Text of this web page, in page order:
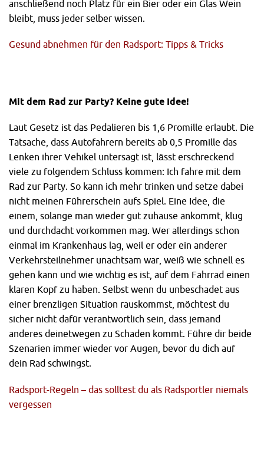
anschließend noch Platz für ein Bier oder ein Glas Wein
bleibt, muss jeder selber wissen.
Gesund abnehmen für den Radsport: Tipps & Tricks
Mit dem Rad zur Party? Keine gute Idee!
Laut Gesetz ist das Pedalieren bis 1,6 Promille erlaubt. Die
Tatsache, dass Autofahrern bereits ab 0,5 Promille das
Lenken ihrer Vehikel untersagt ist, lässt erschreckend
viele zu folgendem Schluss kommen: Ich fahre mit dem
Rad zur Party. So kann ich mehr trinken und setze dabei
nicht meinen Führerschein aufs Spiel. Eine Idee, die
einem, solange man wieder gut zuhause ankommt, klug
und durchdacht vorkommen mag. Wer allerdings schon
einmal im Krankenhaus lag, weil er oder ein anderer
Verkehrsteilnehmer unachtsam war, weiß wie schnell es
gehen kann und wie wichtig es ist, auf dem Fahrrad einen
klaren Kopf zu haben. Selbst wenn du unbeschadet aus
einer brenzligen Situation rauskommst, möchtest du
sicher nicht dafür verantwortlich sein, dass jemand
anderes deinetwegen zu Schaden kommt. Führe dir beide
Szenarien immer wieder vor Augen, bevor du dich auf
dein Rad schwingst.
Radsport-Regeln – das solltest du als Radsportler niemals
vergessen